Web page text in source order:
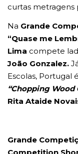
curtas metragens
Na Grande
“Quase me
Lima compete
João Gonzalez.
Escolas, Portugal
“Chopping Wood
Rita Ataide
Grande
Competition